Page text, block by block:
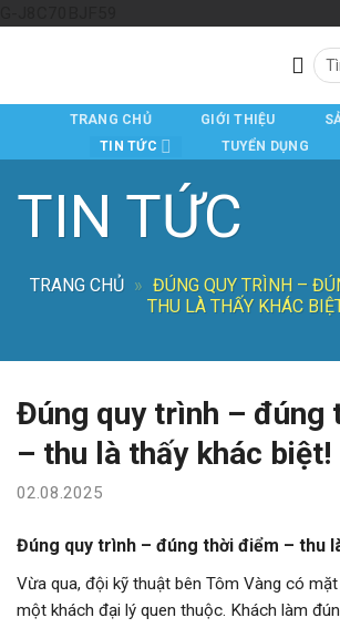
Tìm
kiếm:
TRANG CHỦ GIỚI THIỆU
TIN TỨC
TUYỂN DỤNG
TIN TỨC
TRANG CHỦ » ĐÚNG QUY TRÌNH –
THU LÀ THẤY KHÁC
Đúng quy trình – đúng
– thu là thấy khác biệt!
02.08.2025
Đúng quy trình – đúng thời điểm – thu
Vừa qua, đội kỹ thuật bên Tôm Vàng có
một khách đại lý quen thuộc. Khách làm